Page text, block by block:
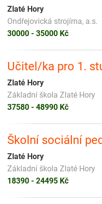
Zlaté Hory
Ondřejovická strojírna, a.s.
30000 - 35000 Kč
Učitel/ka pro 1.
Zlaté Hory
Základní škola Zlaté Hory
37580 - 48990 Kč
Školní sociální
Zlaté Hory
Základní škola Zlaté Hory
18390 - 24495 Kč